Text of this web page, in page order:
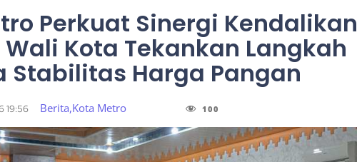
Perkuat Sinergi Kendalikan
Kota Tekankan Langkah
Stabilitas Harga Pangan
19:56 Berita,Kota Metro 100